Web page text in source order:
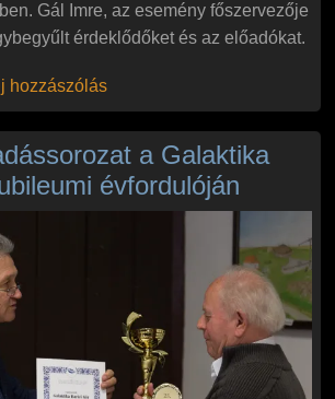
Gál Imre, az esemény főszervezője
érdeklődőket és az előadókat.
Baráti Kör vendége volt Knoll Gyula
hozzászólás
a Galaktika
évfordulóján